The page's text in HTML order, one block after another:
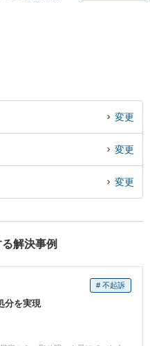
変更
変更
変更
解決事例
# 不起訴
分を実現